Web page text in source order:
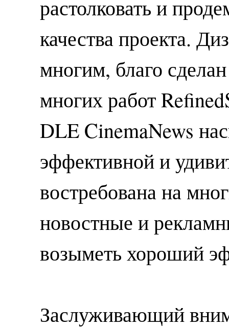
растолковать и
качества проекта.
многим, благо
многих работ
DLE CinemaNews
эффективной и
востребована на
новостные и
возыметь хороший
Заслуживающий